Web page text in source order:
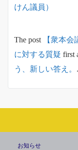
けん議員）
The post
【衆本
に対する質疑 first
う、新しい答え。 .
お知らせ